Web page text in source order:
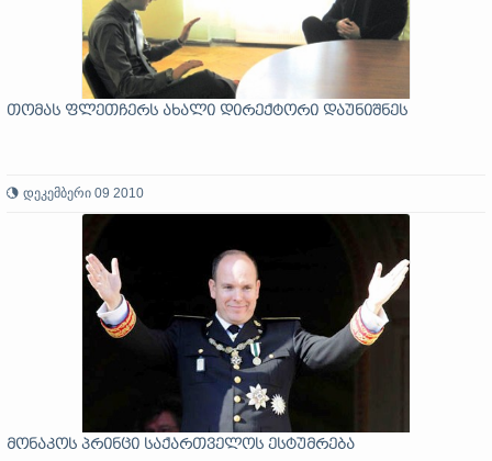
თომას ფლეთჩერს ახალი დირექტორი დაუნიშნეს
დეკემბერი 09 2010
მონაკოს პრინცი საქართველოს ესტუმრება